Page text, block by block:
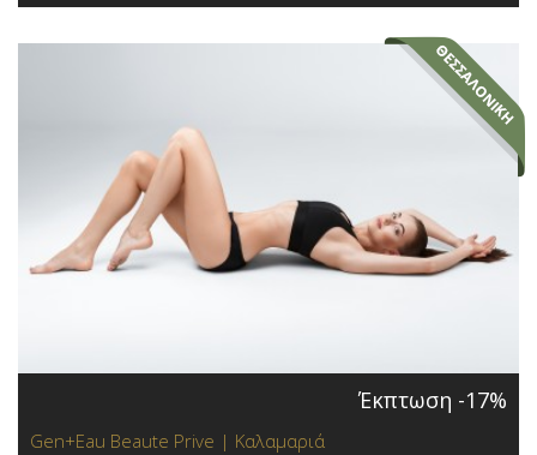
Έκπτωση -17%
Gen+Eau Beaute Prive | Καλαμαριά